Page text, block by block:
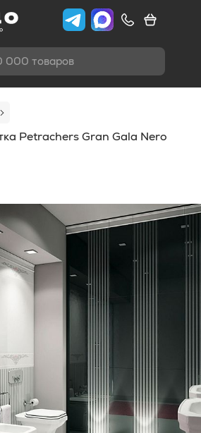
000 товаров
Petrachers Gran Gala Nero